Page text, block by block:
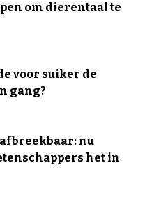
om dierentaal te
voor suiker de
gang?
nu
het in